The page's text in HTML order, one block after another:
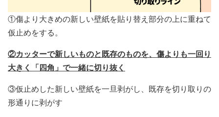
①傷より大きめの新しい壁紙を貼り替え部分の上に重ねて
仮止めをする。
②カッターで新しいものと既存のものを、傷よりも一回り
大きく「四角」で一緒に切り抜く
③仮止めした新しい壁紙を一旦剥がし、既存を切り取りの
形通りに剥がす